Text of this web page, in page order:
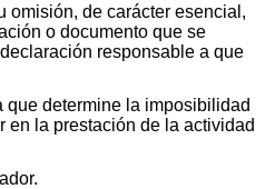
omisión, de carácter esencial,
o documento que se
responsable a que
que determine la imposibilidad
en la prestación de la actividad